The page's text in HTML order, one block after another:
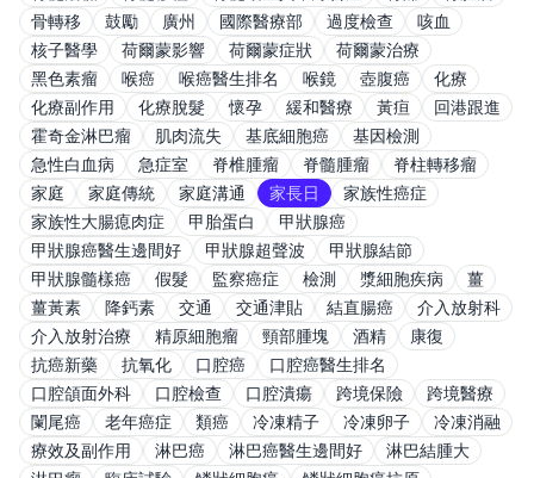
骨轉移
鼓勵 廣州 國際醫療部 過度檢查
咳血
核子醫學
荷爾蒙影響 荷爾蒙症狀
荷爾蒙治療
黑色素瘤
喉癌 喉癌醫生排名 喉鏡 壺腹癌
化療
化療副作用
化療脫髮 懷孕 緩和醫療 黃疸
回港跟進
霍奇金淋巴瘤
肌肉流失 基底細胞癌
基因檢測
急性白血病
急症室 脊椎腫瘤 脊髓腫瘤
脊柱轉移瘤
家庭
家庭傳統 家庭溝通 家長日
家族性癌症
家族性大腸瘜肉症
甲胎蛋白
甲狀腺癌
甲狀腺癌醫生邊間好
甲狀腺超聲波
甲狀腺結節
甲狀腺髓樣癌
假髮 監察癌症 檢測 漿細胞疾病
薑
薑黃素
降鈣素 交通 交通津貼 結直腸癌
介入放射科
介入放射治療
精原細胞瘤 頸部腫塊 酒精
康復
抗癌新藥
抗氧化 口腔癌
口腔癌醫生排名
口腔頜面外科
口腔檢查 口腔潰瘍 跨境保險
跨境醫療
闌尾癌
老年癌症 類癌 冷凍精子 冷凍卵子
冷凍消融
療效及副作用
淋巴癌 淋巴癌醫生邊間好
淋巴結腫大